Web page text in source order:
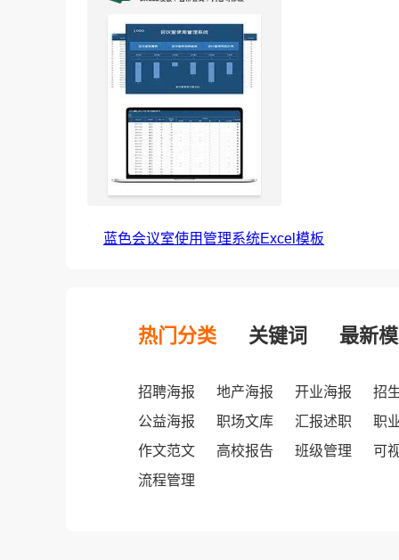
蓝色会议室使用管理系统Excel模板
热门分类 关键词 最新
招聘海报 地产海报 开业海报
招
公益海报
职场文库 汇报述职
职
作文范文
高校报告 班级管理
可
流程管理